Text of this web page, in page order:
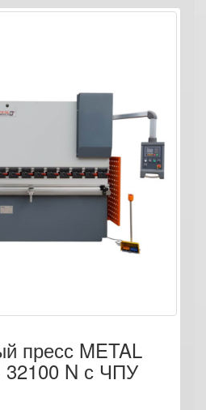
пресс METAL
32100 N с ЧПУ